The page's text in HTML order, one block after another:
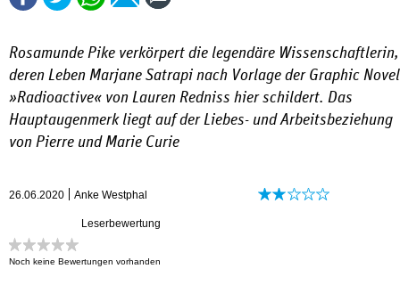
Rosamunde Pike verkörpert die legendäre Wissenschaftlerin,
deren Leben Marjane Satrapi nach Vorlage der Graphic Novel
»Radioactive« von Lauren Redniss hier schildert. Das
Hauptaugenmerk liegt auf der Liebes- und Arbeitsbeziehung
von Pierre und Marie Curie
26.06.2020 Anke Westphal
Leserbewertung
Noch keine Bewertungen vorhanden